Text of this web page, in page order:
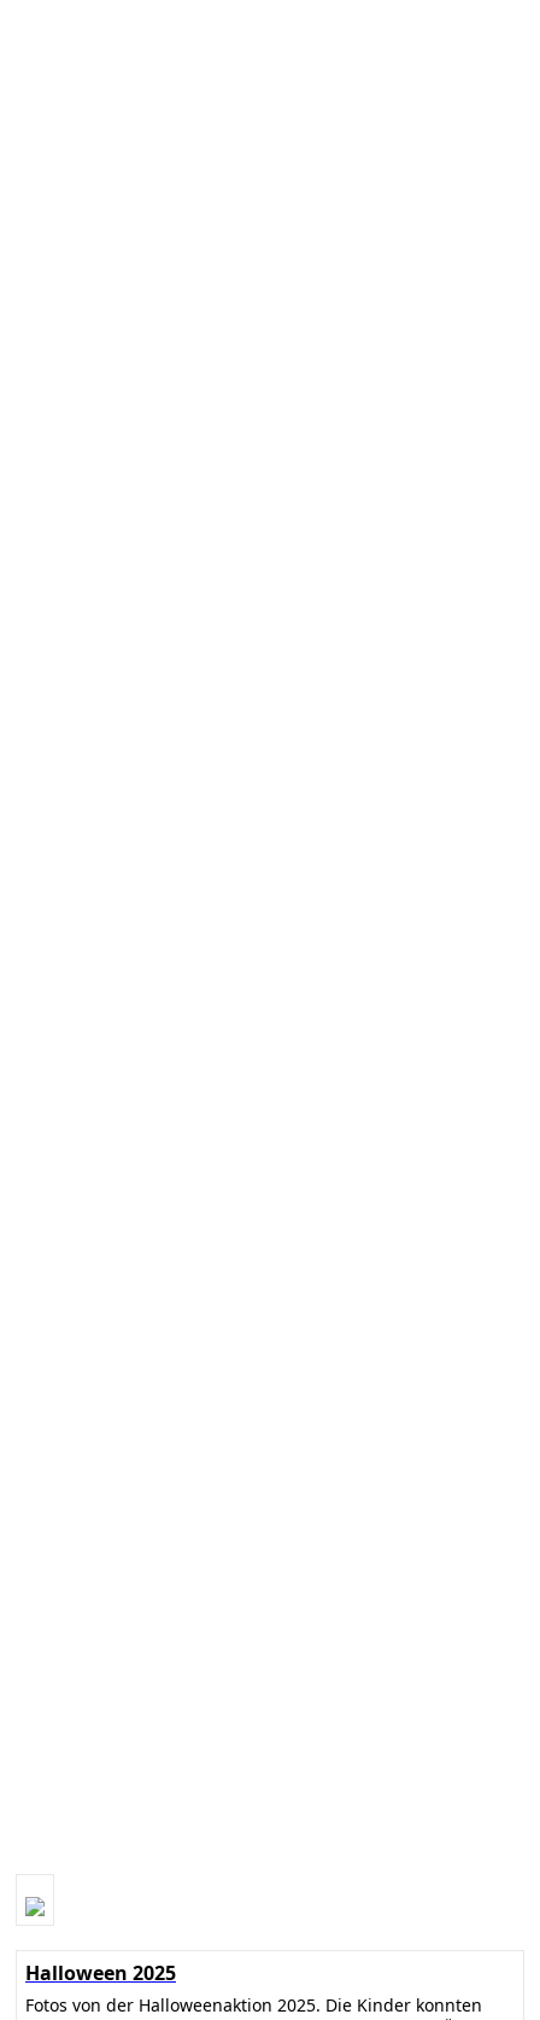
Halloween 2025
Fotos von der Halloweenaktion 2025. Die Kinder konnten